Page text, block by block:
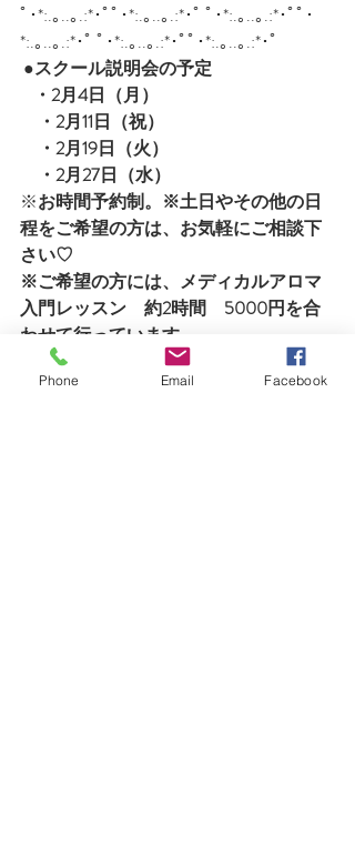
ﾟ･*:.｡..｡.:*･ﾟﾟ･*:.｡..｡.:*･ﾟ ﾟ･*:.｡..｡.:*･ﾟﾟ･
*:.｡..｡.:*･ﾟ ﾟ･*:.｡..｡.:*･ﾟﾟ･*:.｡..｡.:*･ﾟ
●スクール説明会の予定
    ・2月4日（月）
・2月11日（祝）
・2月19日（火）
・2月27日（水）
※お時間予約制。※土日やその他の日
程をご希望の方は、お気軽にご相談下
さい♡
※ご希望の方には、メディカルアロマ
入門レッスン　約2時間　5000円を合
わせて行っています。
アロマスクール
Phone Email Facebook